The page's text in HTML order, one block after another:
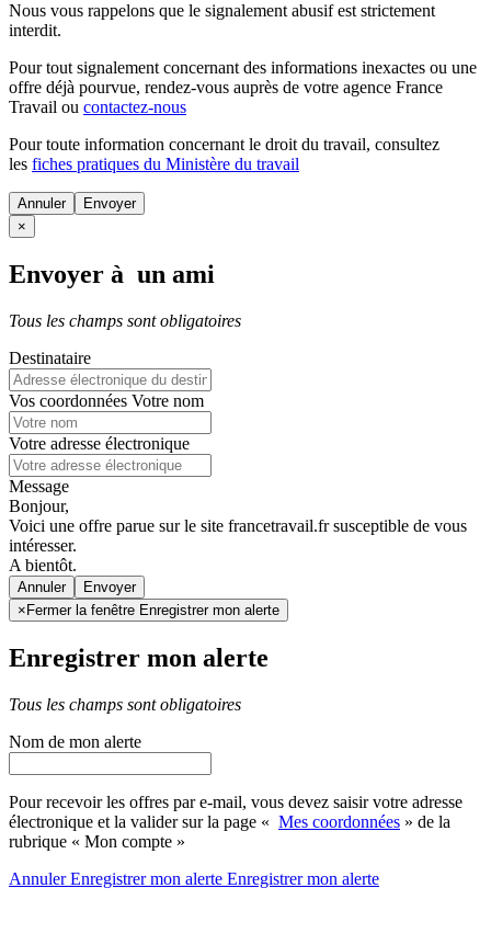
Nous vous rappelons que le signalement abusif est strictement
interdit.
Pour tout signalement concernant des informations inexactes ou une
offre déjà pourvue, rendez-vous auprès de votre agence France
Travail ou contactez-nous
Pour toute information concernant le droit du travail, consultez
les fiches pratiques du Ministère du travail
Annuler
×
Envoyer à un ami
Tous les champs sont obligatoires
Destinataire
Vos coordonnées Votre nom
Votre adresse électronique
Message
Bonjour,
Voici une offre parue sur le site francetravail.fr susceptible de vous
intéresser.
A bientôt.
Annuler
× Fermer la fenêtre Enregistrer mon alerte
Enregistrer mon alerte
Tous les champs sont obligatoires
Nom de mon alerte
Pour recevoir les offres par e-mail, vous devez saisir votre adresse
électronique et la valider sur la page « Mes coordonnées » de la
rubrique « Mon compte »
AnnulerEnregistrer mon alerte Enregistrermon alerte